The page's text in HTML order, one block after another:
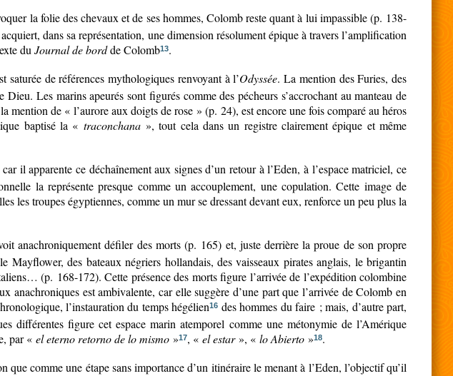
la folie des chevaux et de ses hommes, Colomb reste quant à lui impassible (p. 138-
dans sa représentation, une dimension résolument épique à travers l’amplification
du Journal de bordde Colomb13.
de références mythologiques renvoyant à l’Odyssée. La mention des Furies, des
Les marins apeurés sont figurés comme des pécheurs s’accrochant au manteau de
de « l’aurore aux doigts de rose » (p. 24), est encore une fois comparé au héros
baptisé la « traconchana», tout cela dans un registre clairement épique et même
il apparente ce déchaînement aux signes d’un retour à l’Eden, à l’espace matriciel, ce
la représente presque comme un accouplement, une copulation. Cette image de
les troupes égyptiennes, comme un mur se dressant devant eux, renforce un peu plus la
anachroniquement défiler des morts (p. 165) et, juste derrière la proue de son propre
des bateaux négriers hollandais, des vaisseaux pirates anglais, le brigantin
(p. 168-172). Cette présence des morts figure l’arrivée de l’expédition colombine
anachroniques est ambivalente, car elle suggère d’une part que l’arrivée de Colomb en
l’instauration du temps hégélien16 des hommes du faire ; mais, d’autre part,
différentes figure cet espace marin atemporel comme une métonymie de l’Amérique
par « el eterno retorno de lo mismo »17, « el estar», « lo Abierto »18.
comme une étape sans importance d’un itinéraire le menant à l’Eden, l’objectif qu’il